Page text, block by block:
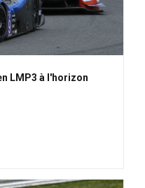
LMP3 à l'horizon